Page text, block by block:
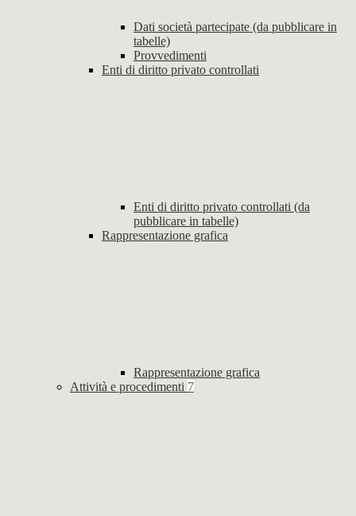
Dati società partecipate (da pubblicare in
tabelle)
Provvedimenti
Enti di diritto privato controllati
Enti di diritto privato controllati (da
pubblicare in tabelle)
Rappresentazione grafica
Rappresentazione grafica
Attività e procedimenti 7